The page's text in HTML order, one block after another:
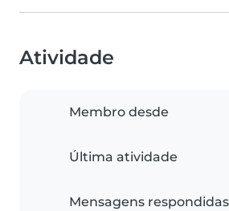
Atividade
Membro desde
Última atividade
Mensagens respondidas